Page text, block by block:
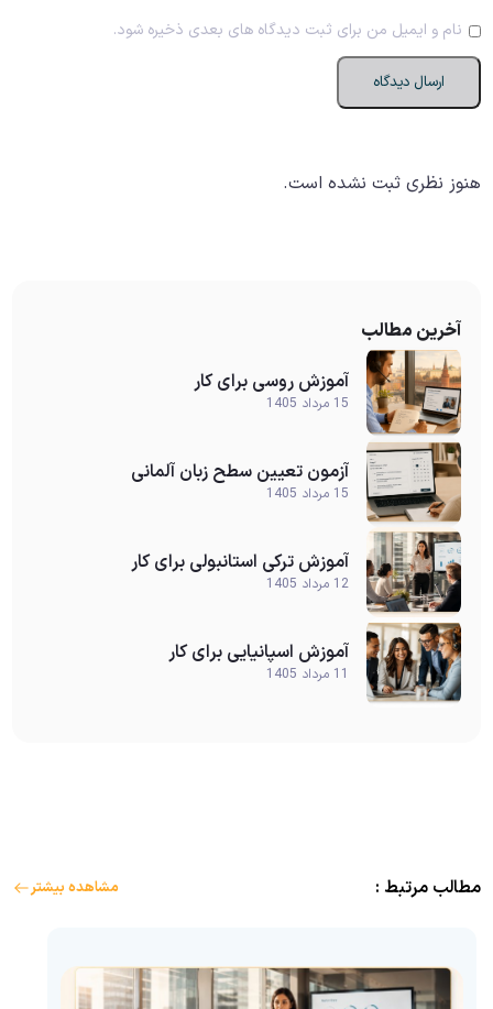
نام و ایمیل من برای ثبت دیدگاه های بعدی ذخیره شود.
هنوز نظری ثبت نشده است.
آخرین مطالب
آموزش روسی برای کار
15 مرداد 1405
آزمون تعیین سطح زبان آلمانی
15 مرداد 1405
آموزش ترکی استانبولی برای کار
12 مرداد 1405
آموزش اسپانیایی برای کار
11 مرداد 1405
مطالب مرتبط : مشاهده بیشتر